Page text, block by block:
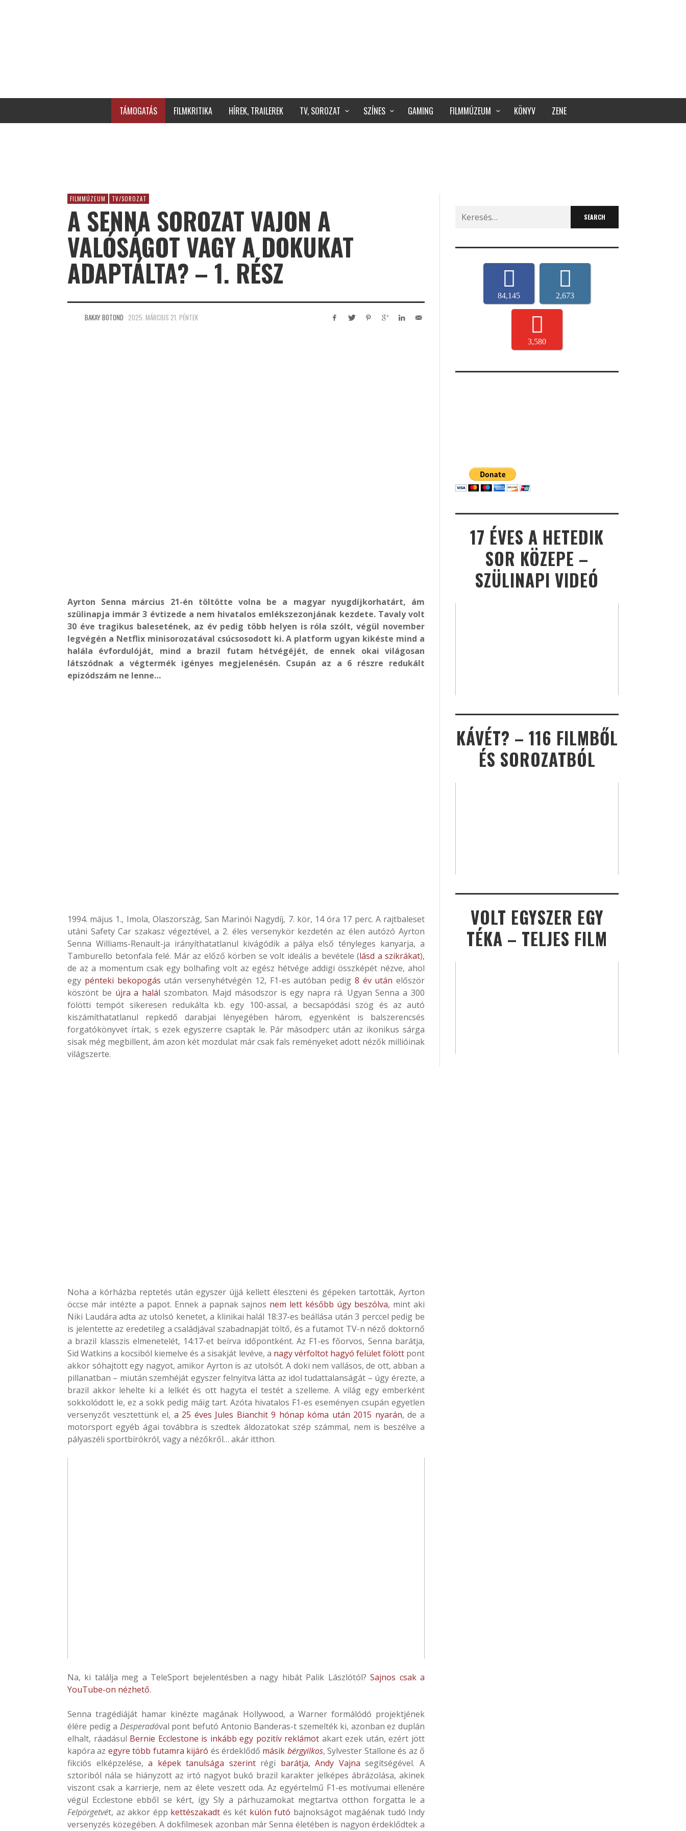
TÁMOGATÁS FILMKRITIKA HÍREK, TRAILEREK TV, SOROZAT SZÍNES GAMING FILMMÚZEUM KÖNYV ZENE
FILMMÚZEUM TV/SOROZAT
A SENNA SOROZAT VAJON A
VALÓSÁGOT VAGY A DOKUKAT
ADAPTÁLTA? – 1. RÉSZ
BAKAY BOTOND 2025. MÁRCIUS 21. PÉNTEK
Ayrton Senna március 21-én töltötte volna be a magyar nyugdíjkorhatárt, ám
szülinapja immár 3 évtizede a nem hivatalos emlékszezonjának kezdete. Tavaly volt
30 éve tragikus balesetének, az év pedig több helyen is róla szólt, végül november
legvégén a Netflix minisorozatával csúcsosodott ki. A platform ugyan kikéste mind a
halála évfordulóját, mind a brazil futam hétvégéjét, de ennek okai világosan
látszódnak a végtermék igényes megjelenésén. Csupán az a 6 részre redukált
epizódszám ne lenne…
1994. május 1., Imola, Olaszország, San Marinói Nagydíj, 7. kör, 14 óra 17 perc. A rajtbaleset
utáni Safety Car szakasz végeztével, a 2. éles versenykör kezdetén az élen autózó Ayrton
Senna Williams-Renault-ja irányíthatatlanul kivágódik a pálya első tényleges kanyarja, a
Tamburello betonfala felé. Már az előző körben se volt ideális a bevétele (lásd a szikrákat),
de az a momentum csak egy bolhafing volt az egész hétvége addigi összképét nézve, ahol
egy pénteki bekopogás után versenyhétvégén 12, F1-es autóban pedig 8 év után először
köszönt be újra a halál szombaton. Majd másodszor is egy napra rá. Ugyan Senna a 300
fölötti tempót sikeresen redukálta kb. egy 100-assal, a becsapódási szög és az autó
kiszámíthatatlanul repkedő darabjai lényegében három, egyenként is balszerencsés
forgatókönyvet írtak, s ezek egyszerre csaptak le. Pár másodperc után az ikonikus sárga
sisak még megbillent, ám azon két mozdulat már csak fals reményeket adott nézők millióinak
világszerte.
Noha a kórházba reptetés után egyszer újjá kellett éleszteni és gépeken tartották, Ayrton
öccse már intézte a papot. Ennek a papnak sajnos nem lett később úgy beszólva, mint aki
Niki Laudára adta az utolsó kenetet, a klinikai halál 18:37-es beállása után 3 perccel pedig be
is jelentette az eredetileg a családjával szabadnapját töltő, és a futamot TV-n néző doktornő
a brazil klasszis elmenetelét, 14:17-et beírva időpontként. Az F1-es főorvos, Senna barátja,
Sid Watkins a kocsiból kiemelve és a sisakját levéve, a nagy vérfoltot hagyó felület fölöttpont
akkor sóhajtott egy nagyot, amikor Ayrton is az utolsót. A doki nem vallásos, de ott, abban a
pillanatban – miután szemhéját egyszer felnyitva látta az idol tudattalanságát – úgy érezte, a
brazil akkor lehelte ki a lelkét és ott hagyta el testét a szelleme. A világ egy emberként
sokkolódott le, ez a sokk pedig máig tart. Azóta hivatalos F1-es eseményen csupán egyetlen
versenyzőt vesztettünk el, a 25 éves Jules Bianchit 9 hónap kóma után 2015 nyarán, de a
motorsport egyéb ágai továbbra is szedtek áldozatokat szép számmal, nem is beszélve a
pályaszéli sportbírókról, vagy a nézőkről… akár itthon.
Na, ki találja meg a TeleSport bejelentésben a nagy hibát Palik Lászlótól?Sajnos csak a
YouTube-on nézhető.
Senna tragédiáját hamar kinézte magának Hollywood, a Warner formálódó projektjének
élére pedig a Desperadóval pont befutó Antonio Banderas-t szemelték ki, azonban ez duplán
elhalt, ráadásul Bernie Ecclestone is inkább egy pozitív reklámot akart ezek után, ezért jött
kapóra az egyre több futamra kijáró és érdeklődő másik bérgyilkos, Sylvester Stallone és az ő
fikciós elképzelése,a képek tanulsága szerintrégi barátja, Andy Vajna segítségével. A
sztoriból nála se hiányzott az irtó nagyot bukó brazil karakter jelképes ábrázolása, akinek
viszont csak a karrierje, nem az élete veszett oda. Az egyértelmű F1-es motívumai ellenére
végül Ecclestone ebből se kért, így Sly a párhuzamokat megtartva otthon forgatta le a
Felpörgetvét, az akkor épp kettészakadt és két külön futó bajnokságot magáénak tudó Indy
versenyzés közegében. A dokfilmesek azonban már Senna életében is nagyon érdeklődtek a
Search
for:
84,145 2,673
3,580
17 ÉVES A HETEDIK
SOR KÖZEPE –
SZÜLINAPI VIDEÓ
KÁVÉT? – 116 FILMBŐL
ÉS SOROZATBÓL
VOLT EGYSZER EGY
TÉKA – TELJES FILM